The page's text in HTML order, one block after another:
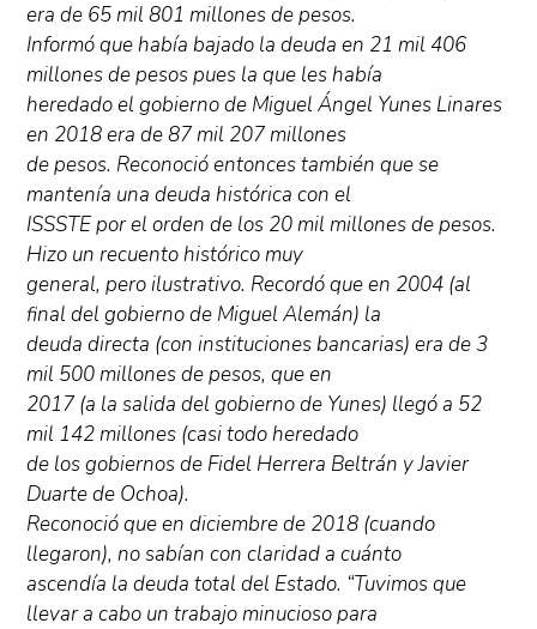
era de 65 mil 801 millones de pesos.
Informó que había bajado la deuda en 21 mil 406
millones de pesos pues la que les había
heredado el gobierno de Miguel Ángel Yunes Linares
en 2018 era de 87 mil 207 millones
de pesos. Reconoció entonces también que se
mantenía una deuda histórica con el
ISSSTE por el orden de los 20 mil millones de pesos.
Hizo un recuento histórico muy
general, pero ilustrativo. Recordó que en 2004 (al
final del gobierno de Miguel Alemán) la
deuda directa (con instituciones bancarias) era de 3
mil 500 millones de pesos, que en
2017 (a la salida del gobierno de Yunes) llegó a 52
mil 142 millones (casi todo heredado
de los gobiernos de Fidel Herrera Beltrán y Javier
Duarte de Ochoa).
Reconoció que en diciembre de 2018 (cuando
llegaron), no sabían con claridad a cuánto
ascendía la deuda total del Estado. “Tuvimos que
llevar a cabo un trabajo minucioso para